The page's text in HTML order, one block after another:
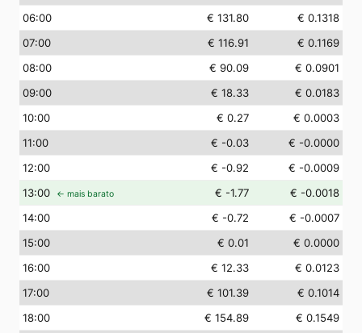
06:00 € 131.80
€ 0.1318
07:00 € 116.91
€ 0.1169
08:00 € 90.09
€ 0.0901
09:00 € 18.33
€ 0.0183
10:00 € 0.27
€ 0.0003
11:00 € -0.03
€ -0.0000
12:00 € -0.92
€ -0.0009
13:00 ← mais barato € -1.77
€ -0.0018
14:00 € -0.72
€ -0.0007
15:00 € 0.01
€ 0.0000
16:00 € 12.33
€ 0.0123
17:00 € 101.39
€ 0.1014
18:00 € 154.89
€ 0.1549